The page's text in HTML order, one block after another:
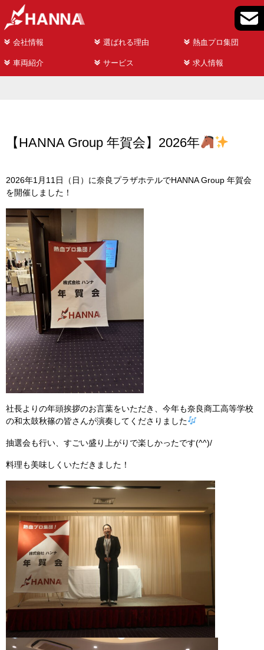
会社情報 選ばれる理由 熱血プロ集団
車両紹介 サービス 求人情報
【HANNA Group 年賀会】2026年
2026年1月11日（日）に奈良プラザホテルでHANNA Group 年賀会
を開催しました！
社長よりの年頭挨拶のお言葉をいただき、今年も奈良商工高等学校
の和太鼓秋篠の皆さんが演奏してくださりました
抽選会も行い、すごい盛り上がりで楽しかったです(^^)/
料理も美味しくいただきました！